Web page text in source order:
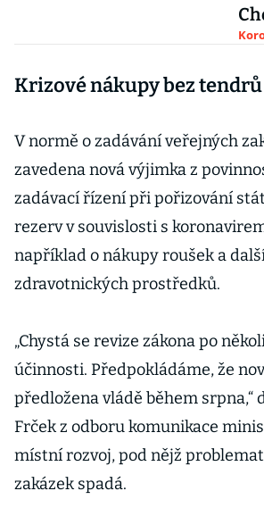
se
Krizové nákupy bez tendrů
V normě o zadávání veřejných
zavedena nová výjimka z
zadávací řízení při pořizování
rezerv v souvislosti s
například o nákupy roušek a
zdravotnických prostředků.
„Chystá se revize zákona po
účinnosti. Předpokládáme, že
předložena vládě během srpna,“
Frček z odboru komunikace
místní rozvoj, pod nějž
zakázek spadá.